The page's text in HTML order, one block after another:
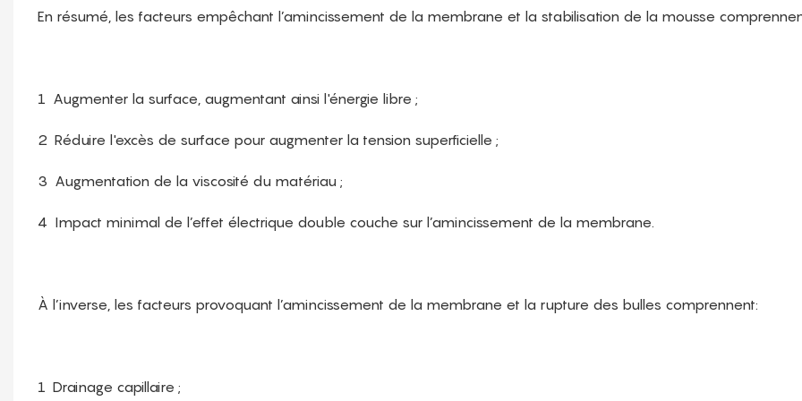
En résumé, les facteurs empêchant l’amincissement de la membrane et la stabilisation de la mousse
1 Augmenter la surface, augmentant ainsi l'énergie libre ;
2 Réduire l'excès de surface pour augmenter la tension superficielle ;
3 Augmentation de la viscosité du matériau ;
4 Impact minimal de l’effet électrique double couche sur l’amincissement de la membrane.
À l’inverse, les facteurs provoquant l’amincissement de la membrane et la rupture des bulles comprennent:
1 Drainage capillaire ;